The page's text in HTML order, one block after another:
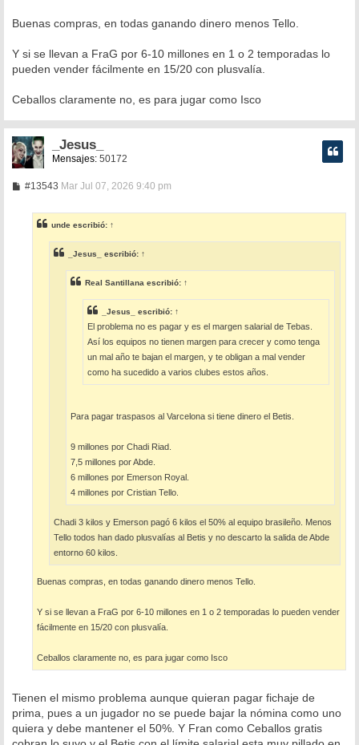
Buenas compras, en todas ganando dinero menos Tello.
Y si se llevan a FraG por 6-10 millones en 1 o 2 temporadas lo
pueden vender fácilmente en 15/20 con plusvalía.
Ceballos claramente no, es para jugar como Isco
_Jesus_
Mensajes: 50172
#13543M
a
j
e
Mar Jul 07, 2026 9:40 pm
unde escribió: ↑
_Jesus_ escribió: ↑
Real Santillana escribió: ↑
_Jesus_ escribió: ↑
El problema no es pagar y es el margen salarial de Tebas.
Así los equipos no tienen margen para crecer y como tenga
un mal año te bajan el margen, y te obligan a mal vender
como ha sucedido a varios clubes estos años.
Para pagar traspasos al Varcelona si tiene dinero el Betis.
9 millones por Chadi Riad.
7,5 millones por Abde.
6 millones por Emerson Royal.
4 millones por Cristian Tello.
Chadi 3 kilos y Emerson pagó 6 kilos el 50% al equipo brasileño. Menos
Tello todos han dado plusvalías al Betis y no descarto la salida de Abde
entorno 60 kilos.
Buenas compras, en todas ganando dinero menos Tello.
Y si se llevan a FraG por 6-10 millones en 1 o 2 temporadas lo pueden vender
fácilmente en 15/20 con plusvalía.
Ceballos claramente no, es para jugar como Isco
Tienen el mismo problema aunque quieran pagar fichaje de
prima, pues a un jugador no se puede bajar la nómina como uno
quiera y debe mantener el 50%. Y Fran como Ceballos gratis